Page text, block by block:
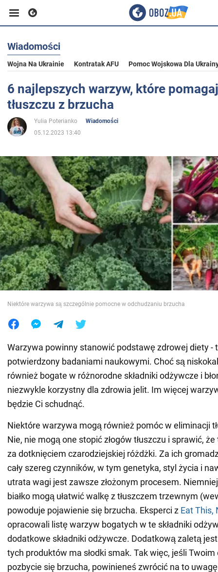
Biznes
Sport
Rozrywka
Polityka
Społeczeństwo
Wojna na Ukrainie
Świat
Jedzenie
Wiadomości
Wojna Na Ukrainie Kontratak AFU Pomoc Wojskowa Dla
6 najlepszych warzyw, które
tłuszczu z brzucha
Yulia Poterianko
Wiadomości
05.12.2023 13:40
Niektóre warzywa są szczególnie pomocne w odchudzaniu brzucha
Warzywa powinny stanowić podstawę zdrowej diety -
potwierdzony badaniami naukowymi. Choć są
również bogate w różnorodne składniki odżywcze i
niezwykle korzystny dla zdrowia jelit. Im więcej
będzie Ci schudnąć.
Niektóre warzywa mogą również pomóc w eliminacji
Nie, nie mogą one stopić złogów tłuszczu i sprawić,
za dotknięciem czarodziejskiej różdżki. Za ich
cały szereg czynników, w tym genetyka, styl życia i
utrata wagi jest zawsze złożonym procesem.
białko mogą ułatwić walkę z tłuszczem trzewnym
powoduje pojawienie się brzucha. Eksperci z Eat This,
opracowali listę warzyw bogatych w te składniki
dodatkowe składniki odżywcze. Dodatkową zaletą
tych produktów ma słodki smak. Tak więc, jeśli
pozbycie się brzucha, powinieneś zwrócić na to